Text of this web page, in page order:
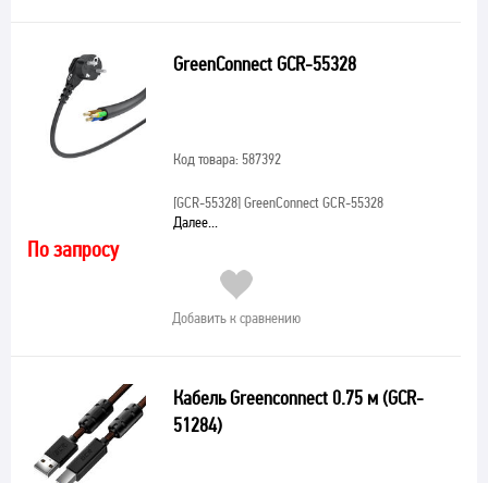
GreenConnect GCR-55328
Код товара: 587392
[GCR-55328]GreenConnect GCR-55328
Далее...
По запросу
Добавить к сравнению
Кабель Greenconnect 0.75 м (GCR-
51284)